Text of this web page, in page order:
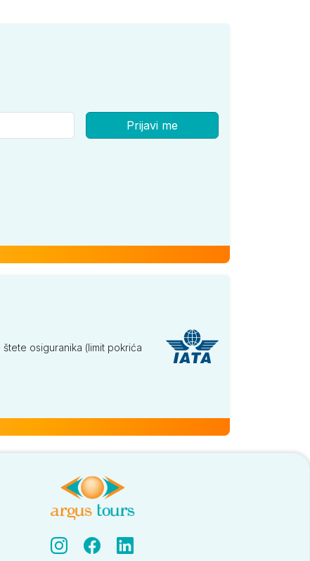
Prijavi me
osiguranika (limit pokrića